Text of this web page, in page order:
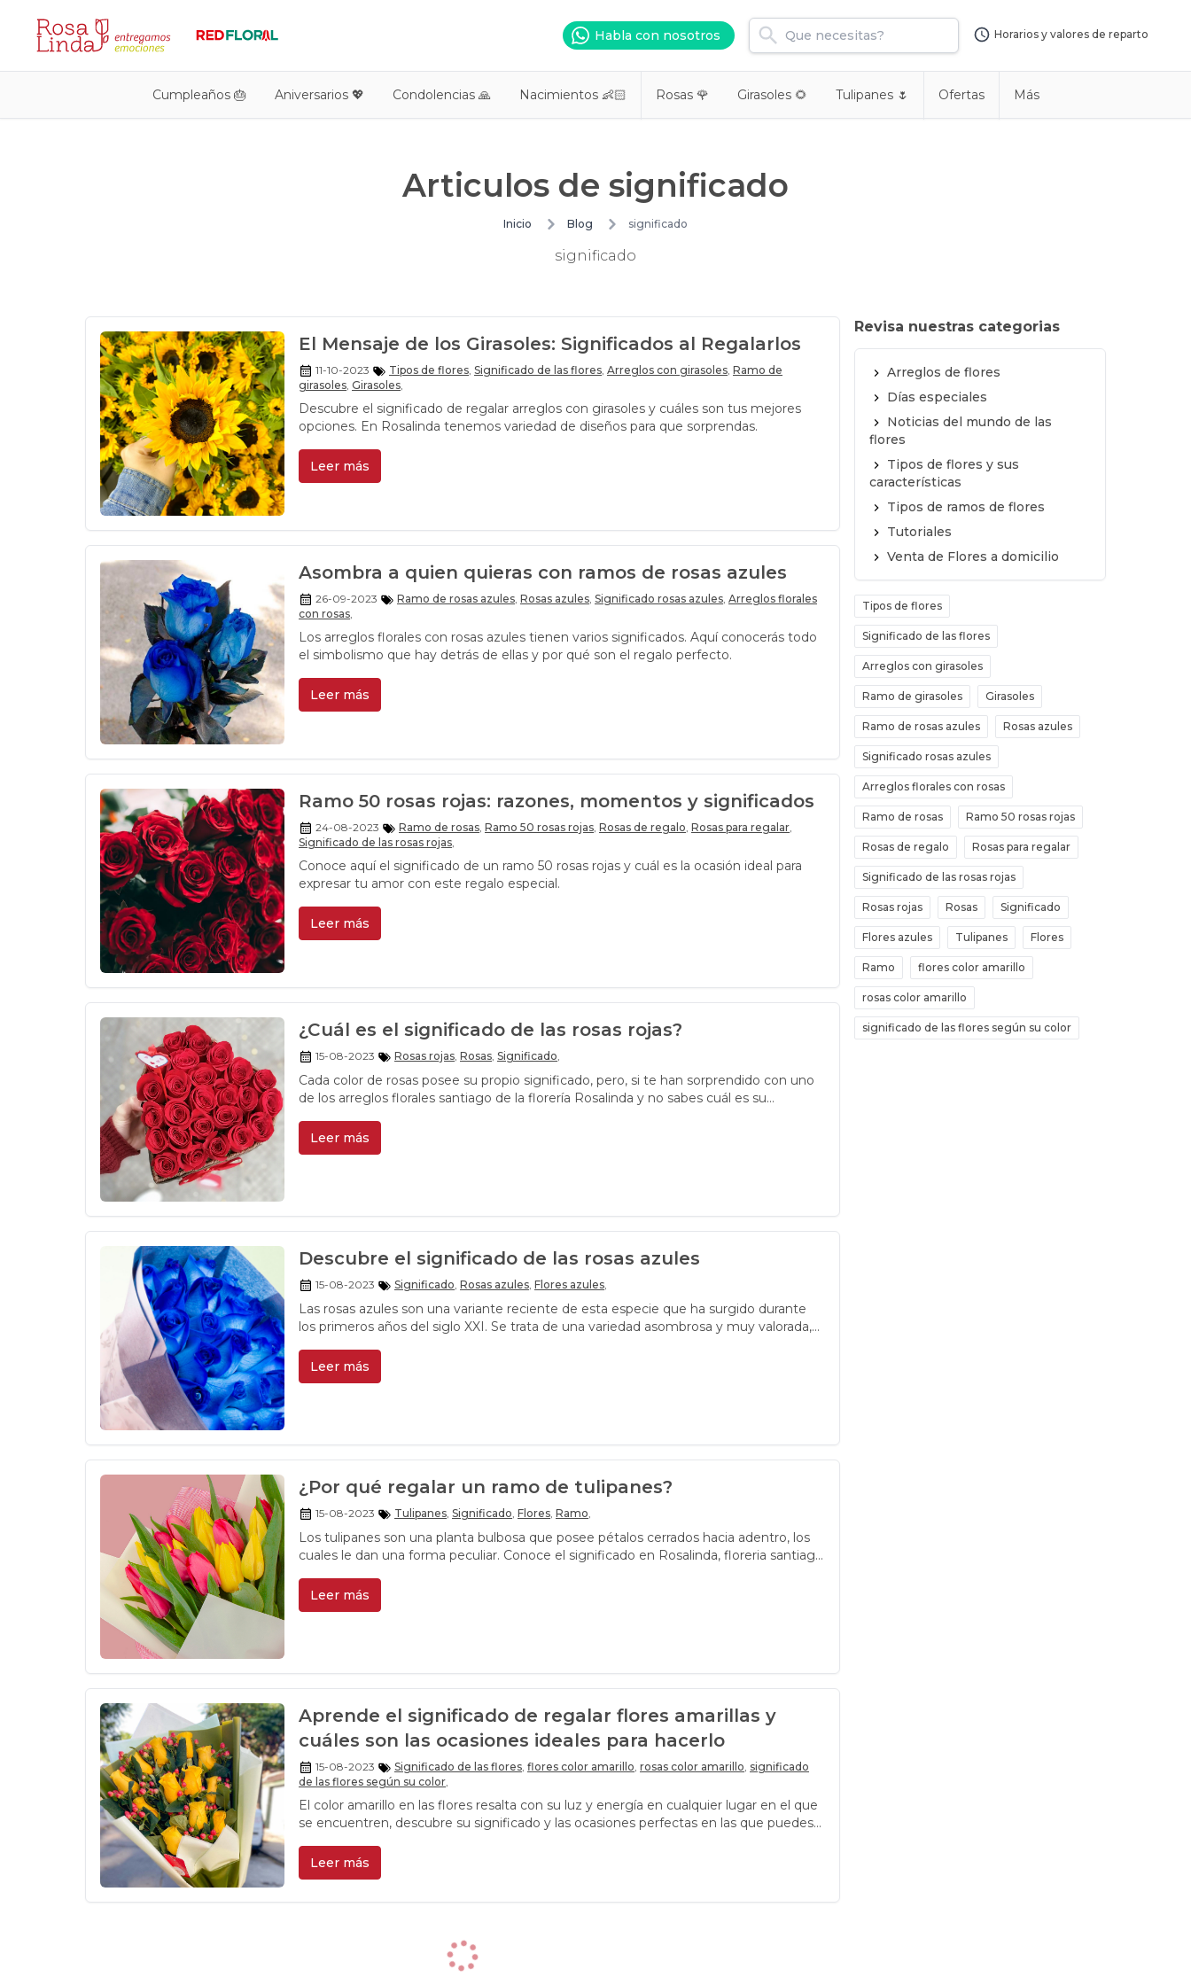
Habla con nosotros Horarios y valores de reparto
Cumpleaños 🎂 Aniversarios 💖 Condolencias 🙏 Nacimientos 👶🏻 Rosas 🌹 Girasoles 🌻 Tulipanes 🌷 Ofertas Más
Articulos de significado
Inicio Blog significado
significado
El Mensaje de los Girasoles: Significados al Regalarlos
11-10-2023 Tipos de flores, Significado de las flores, Arreglos con girasoles, Ramo de
girasoles Girasoles
Descubre el significado de regalar arreglos con girasoles y cuáles son tus mejores
opciones. En Rosalinda tenemos variedad de diseños para que sorprendas.
Leer más
Asombra a quien quieras con ramos de rosas azules
26-09-2023 Ramo de rosas azules, Rosas azules, Significado rosas azules, Arreglos florales
con rosas
Los arreglos florales con rosas azules tienen varios significados. Aquí conocerás todo
el simbolismo que hay detrás de ellas y por qué son el regalo perfecto.
Leer más
Ramo 50 rosas rojas: razones, momentos y significados
24-08-2023 Ramo de rosas, Ramo 50 rosas rojas, Rosas de regalo, Rosas para regalar,
Significado de las rosas rojas
Conoce aquí el significado de un ramo 50 rosas rojas y cuál es la ocasión ideal para
expresar tu amor con este regalo especial.
Leer más
¿Cuál es el significado de las rosas rojas?
15-08-2023 Rosas rojas, Rosas, Significado,
Cada color de rosas posee su propio significado, pero, si te han sorprendido con uno
de los arreglos florales santiago de la florería Rosalinda y no sabes cuál es su
Leer más
Descubre el significado de las rosas azules
15-08-2023 Significado, Rosas azules, Flores azules,
Las rosas azules son una variante reciente de esta especie que ha surgido durante
los primeros años del siglo XXI. Se trata de una variedad asombrosa y muy valorada,
Leer más
¿Por qué regalar un ramo de tulipanes?
15-08-2023 Tulipanes, Significado, Flores, Ramo,
Los tulipanes son una planta bulbosa que posee pétalos cerrados hacia adentro, los
cuales le dan una forma peculiar. Conoce el significado en Rosalinda, floreria santiago
Leer más
Aprende el significado de regalar flores amarillas y
cuáles son las ocasiones ideales para hacerlo
15-08-2023 Significado de las flores, flores color amarillo, rosas color amarillo, significado
de las flores según su color
El color amarillo en las flores resalta con su luz y energía en cualquier lugar en el que
se encuentren, descubre su significado y las ocasiones perfectas en las que puedes
Leer más
Revisa nuestras categorias
Arreglos de flores
Días especiales
Noticias del mundo de las
flores
Tipos de flores y sus
características
Tipos de ramos de flores
Tutoriales
Venta de Flores a domicilio
Tipos de flores
Significado de las flores
Arreglos con girasoles
Ramo de girasoles Girasoles
Ramo de rosas azules Rosas azules
Significado rosas azules
Arreglos florales con rosas
Ramo de rosas Ramo 50 rosas rojas
Rosas de regalo Rosas para regalar
Significado de las rosas rojas
Rosas rojas Rosas Significado
Flores azules Tulipanes Flores
Ramo flores color amarillo
rosas color amarillo
significado de las flores según su color